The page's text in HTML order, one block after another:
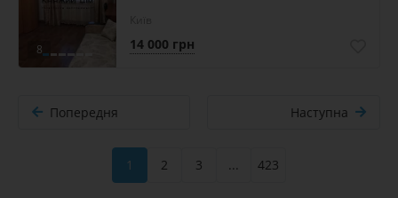
8 14 000 грн
Попередня Наступна
1 2 3 ... 423